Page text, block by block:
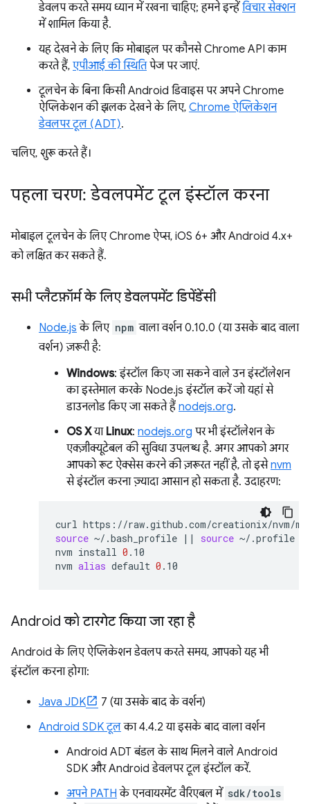
डेवलप करते समय ध्यान में रखना चाहिए; हमने इन्हें विचार सेक्शन
में शामिल किया है.
यह देखने के लिए कि मोबाइल पर कौनसे Chrome API काम
करते हैं, एपीआई की स्थितिपेज पर जाएं.
टूलचेन के बिना किसी Android डिवाइस पर अपने Chrome
ऐप्लिकेशन की झलक देखने के लिए, Chrome ऐप्लिकेशन
डेवलपर टूल (ADT).
चलिए, शुरू करते हैं।
पहला चरण: डेवलपमेंट टूल इंस्टॉल करना
मोबाइल टूलचेन के लिए Chrome ऐप्स, iOS 6+ और Android 4.x+
को लक्षित कर सकते हैं.
सभी प्लैटफ़ॉर्म के लिए डेवलपमेंट डिपेंडेंसी
Node.js के लिए npm वाला वर्शन 0.10.0 (या उसके बाद वाला
वर्शन) ज़रूरी है:
Windows: इंस्टॉल किए जा सकने वाले उन इंस्टॉलेशन
का इस्तेमाल करके Node.js इंस्टॉल करें जो यहां से
डाउनलोड किए जा सकते हैं nodejs.org.
OS Xया Linux: nodejs.org पर भी इंस्टॉलेशन के
एक्ज़ीक्यूटेबल की सुविधा उपलब्ध है. अगर आपको अगर
आपको रूट ऐक्सेस करने की ज़रूरत नहीं है, तो इसेnvm
से इंस्टॉल करना ज़्यादा आसान हो सकता है. उदाहरण:
curl https://raw.github.com/creationix/nvm/
source ~/.bash_profile || source ~/.profile
nvm install 0 .10
nvm alias default 0
Android को टारगेट किया जा रहा है
Android के लिए ऐप्लिकेशन डेवलप करते समय, आपको यह भी
इंस्टॉल करना होगा:
Java JDK
7 (या उसके बाद के वर्शन)
Android SDK टूलका 4.4.2 या इसके बाद वाला वर्शन
Android ADT बंडल के साथ मिलने वाले Android
SDK और Android डेवलपर टूल इंस्टॉल करें.
अपने PATH के एनवायरमेंट वैरिएबल में sdk/tools